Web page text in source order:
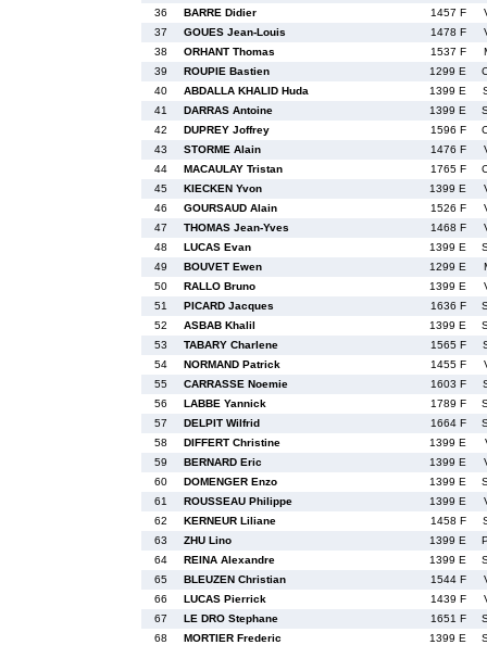
36
BARRE Didier 1457 F
37
GOUES Jean-Louis 1478 F
38
ORHANT Thomas 1537 F
39
ROUPIE Bastien 1299 E
40
ABDALLA KHALID Huda 1399 E
41
DARRAS Antoine 1399 E
42
DUPREY Joffrey 1596 F
43
STORME Alain 1476 F
44
MACAULAY Tristan 1765 F
45
KIECKEN Yvon 1399 E
46
GOURSAUD Alain 1526 F
47
THOMAS Jean-Yves 1468 F
48
LUCAS Evan 1399 E
49
BOUVET Ewen 1299 E
50
RALLO Bruno 1399 E
51
PICARD Jacques 1636 F
52
ASBAB Khalil 1399 E
53
TABARY Charlene 1565 F
54
NORMAND Patrick 1455 F
55
CARRASSE Noemie 1603 F
56
LABBE Yannick 1789 F
57
DELPIT Wilfrid 1664 F
58
DIFFERT Christine 1399 E
59
BERNARD Eric 1399 E
60
DOMENGER Enzo 1399 E
61
ROUSSEAU Philippe 1399 E
62
KERNEUR Liliane 1458 F
63
ZHU Lino 1399 E
64
REINA Alexandre 1399 E
65
BLEUZEN Christian 1544 F
66
LUCAS Pierrick 1439 F
67
LE DRO Stephane 1651 F
68
MORTIER Frederic 1399 E